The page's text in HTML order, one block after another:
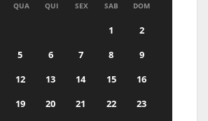
QUA QUI SEX SAB DOM
1
2
5 6 7 8
9
12 13 14 15
16
19 20 21 22
23